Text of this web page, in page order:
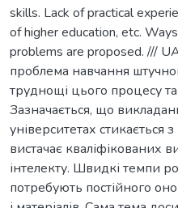
skills. Lack of practical
of higher education, etc.
problems are proposed. ///
проблема навчання
труднощі цього процесу
Зазначається, що
університетах
вистачає кваліфікованих
інтелекту. Швидкі темпи
потребують постійного